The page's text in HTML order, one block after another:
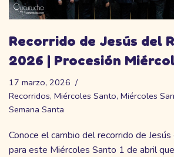
Recorrido de Jesús del
2026 | Procesión
17 marzo, 2026
Recorridos, Miércoles Santo, Miércoles
Semana Santa
Conoce el cambio del recorrido de
para este Miércoles Santo 1 de abril